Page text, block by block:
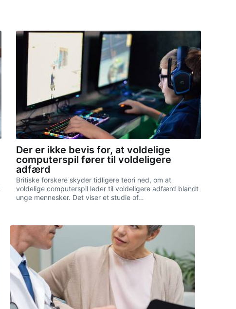
Der er ikke bevis for, at voldelige
computerspil fører til voldeligere
adfærd
Britiske forskere skyder tidligere teori ned, om at
voldelige computerspil leder til voldeligere adfærd blandt
unge mennesker. Det viser et studie of…